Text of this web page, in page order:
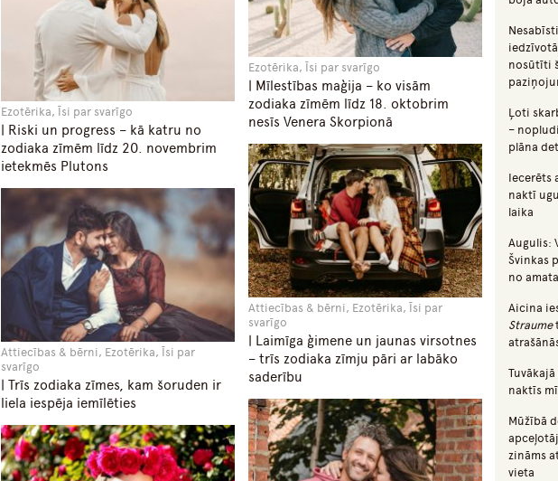
Ezotērika, Īsi par svarīgo
| Mīlestības maģija – ko visām
zodiaka zīmēm līdz 18. oktobrim
nesīs Venera Skorpionā
Ezotērika, Īsi par svarīgo
| Riski un progress – kā katru no
zodiaka zīmēm līdz 20. novembrim
ietekmēs Plutons
Attiecības & bērni, Ezotērika, Īsi par
svarīgo
| Laimīga ģimene un jaunas virsotnes
– trīs zodiaka zīmju pāri ar labāko
saderību
Attiecības & bērni, Ezotērika, Īsi par
svarīgo
| Trīs zodiaka zīmes, kam šoruden ir
liela iespēja iemīlēties
nosūtīti
Ļoti
–
plāna
Iecerēts
naktī
laika
Augulis:
Švinkas
no amata
Aicina
Straume
naktīs
Mūžībā
zināms
vieta